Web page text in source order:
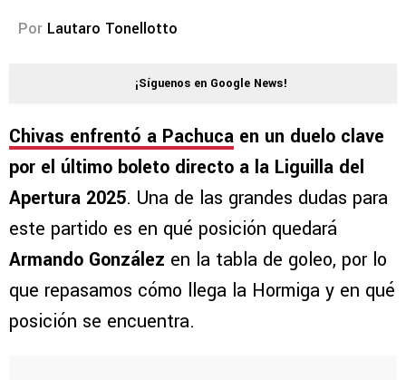
Por Lautaro Tonellotto
¡Síguenos en Google News!
Chivas enfrentó a Pachuca en un duelo clave
por el último boleto directo a la Liguilla del
Apertura 2025. Una de las grandes dudas para
este partido es en qué posición quedará
Armando González en la tabla de goleo, por lo
que repasamos cómo llega la Hormiga y en qué
posición se encuentra.